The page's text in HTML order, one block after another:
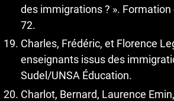
des immigrations ? ». Formation
72.
Charles, Frédéric, et Florence
enseignants issus des
Sudel/UNSA Éducation.
Charlot, Bernard, Laurence